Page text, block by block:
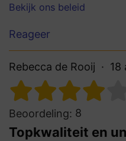
Bekijk ons beleid
Reageer
Rebecca de Rooij 18
Beoordeling: 8
Topkwaliteit en